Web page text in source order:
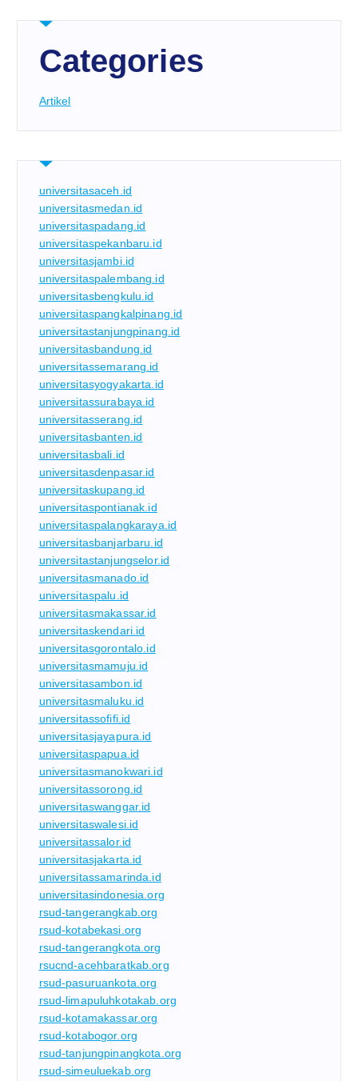
Categories
Artikel
universitasaceh.id
universitasmedan.id
universitaspadang.id
universitaspekanbaru.id
universitasjambi.id
universitaspalembang.id
universitasbengkulu.id
universitaspangkalpinang.id
universitastanjungpinang.id
universitasbandung.id
universitassemarang.id
universitasyogyakarta.id
universitassurabaya.id
universitasserang.id
universitasbanten.id
universitasbali.id
universitasdenpasar.id
universitaskupang.id
universitaspontianak.id
universitaspalangkaraya.id
universitasbanjarbaru.id
universitastanjungselor.id
universitasmanado.id
universitaspalu.id
universitasmakassar.id
universitaskendari.id
universitasgorontalo.id
universitasmamuju.id
universitasambon.id
universitasmaluku.id
universitassofifi.id
universitasjayapura.id
universitaspapua.id
universitasmanokwari.id
universitassorong.id
universitaswanggar.id
universitaswalesi.id
universitassalor.id
universitasjakarta.id
universitassamarinda.id
universitasindonesia.org
rsud-tangerangkab.org
rsud-kotabekasi.org
rsud-tangerangkota.org
rsucnd-acehbaratkab.org
rsud-pasuruankota.org
rsud-limapuluhkotakab.org
rsud-kotamakassar.org
rsud-kotabogor.org
rsud-tanjungpinangkota.org
rsud-simeuluekab.org